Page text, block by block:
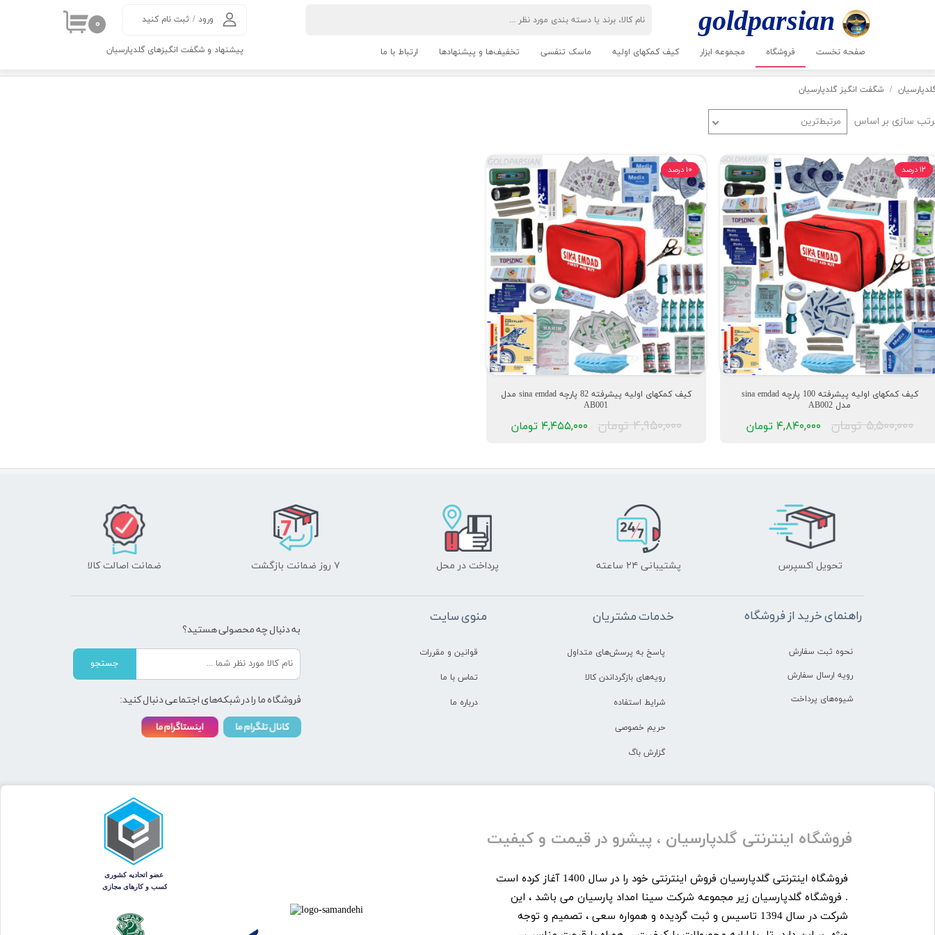
goldparsian​​​​​​​ ورود / ثبت نام کنید ۰
صفحه نخست فروشگاه مجموعه ابزار کیف کمکهای اولیه ماسک تنفسی تخفیف‌ها و پیشنهادها ارتباط با ما پیشنهاد و شگفت انگیزهای گلدپارسیان
شگفت انگیز گلدپارسیان
سازی بر اساس مرتبط‌ترین
کیف کمکهای اولیه پیشرفته 100 پارچه sina emdad
مدل AB002
۵,۵۰۰,۰۰۰ تومان ۴,۸۴۰,۰۰۰ تومان
۱۲ درصد
کیف کمکهای اولیه پیشرفته 82 پارچه sina emdad مدل
AB001
۴,۹۵۰,۰۰۰ تومان ۴,۴۵۵,۰۰۰ تومان
۱۰ درصد
​​فروشگاه اینترنتی گلدپارسیان ، پیشرو در قیمت و کیفیت
​فروشگاه اینترنتی گلدپارسیان فروش اینترنتی خود را در سال 1400 آغاز کرده است
. فروشگاه گلدپارسیان زیر مجموعه شرکت سینا امداد پارسیان می باشد ، این
شرکت در سال 1394 تاسیس و ثبت گردیده و همواره سعی ، تصمیم و توجه
تحویل اکسپرس پشتیبانی ۲۴ ساعته پرداخت در محل ۷ روز ضمانت بازگشت ضمانت اصالت کالا
راهنمای خرید از فروشگاه
نحوه ثبت سفارش
رویه ارسال سفارش
شیوه‌های پرداخت
خدمات مشتریان
پاسخ به پرسش‌های متداول
رویه‌های بازگرداندن کالا
شرایط استفاده
حریم خصوصی
گزارش باگ
منوی سایت
قوانین و مقررات
تماس با ما
درباره ما
به دنبال چه محصولی هستید؟
جستجو
فروشگاه ما را در شبکه‌های اجتماعی دنبال کنید: